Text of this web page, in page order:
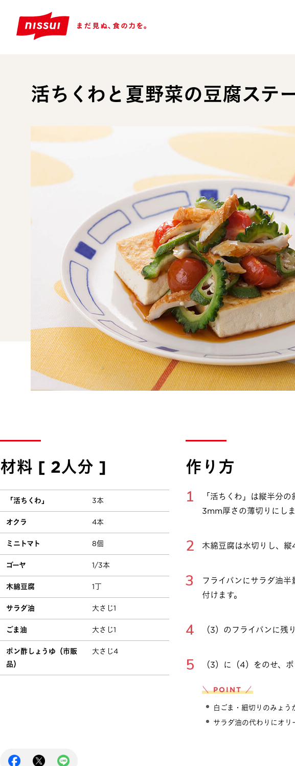
活ちくわと夏野菜の豆腐ステ
材料 [ 2人分 ]
「活ちくわ」 3本
オクラ 4本
ミニトマト 8個
ゴーヤ 1/3本
木綿豆腐 1丁
サラダ油 大さじ1
ごま油 大さじ1
ポン酢しょうゆ（市販
品）
大さじ4
作り方
「活ちくわ」は縦半分
3mm厚さの薄切りにしま
木綿豆腐は水切りし、縦
フライパンにサラダ油
付けます。
（3）のフライパンに残
（3）に（4）をのせ、
＼ POINT ／
白ごま・細切りのみょう
サラダ油の代わりにオリ